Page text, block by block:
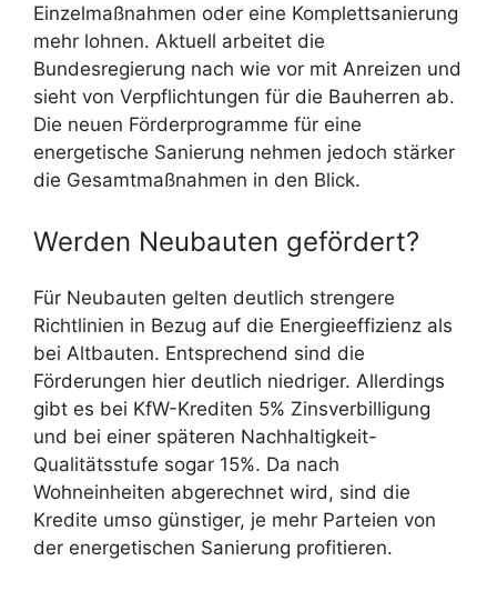
Einzelmaßnahmen oder eine Komplettsanierung
mehr lohnen. Aktuell arbeitet die
Bundesregierung nach wie vor mit Anreizen und
sieht von Verpflichtungen für die Bauherren ab.
Die neuen Förderprogramme für eine
energetische Sanierung nehmen jedoch stärker
die Gesamtmaßnahmen in den Blick.
Werden Neubauten gefördert?
Für Neubauten gelten deutlich strengere
Richtlinien in Bezug auf die Energieeffizienz als
bei Altbauten. Entsprechend sind die
Förderungen hier deutlich niedriger. Allerdings
gibt es bei KfW-Krediten 5% Zinsverbilligung
und bei einer späteren Nachhaltigkeit-
Qualitätsstufe sogar 15%. Da nach
Wohneinheiten abgerechnet wird, sind die
Kredite umso günstiger, je mehr Parteien von
der energetischen Sanierung profitieren.